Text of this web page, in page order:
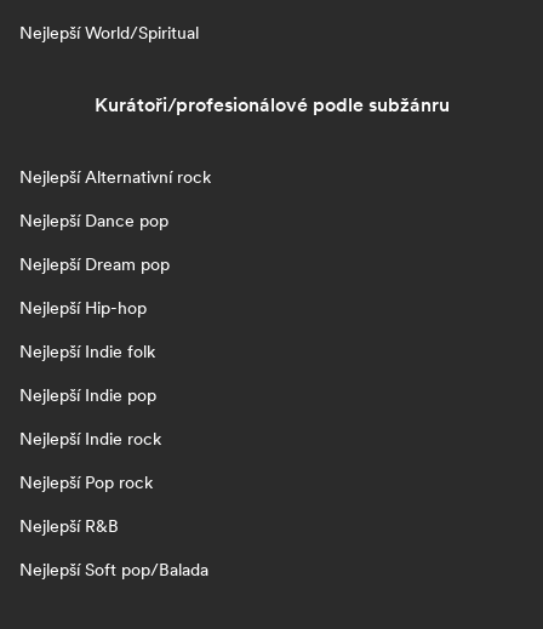
Nejlepší World/Spiritual
Kurátoři/profesionálové podle subžánru
Nejlepší Alternativní rock
Nejlepší Dance pop
Nejlepší Dream pop
Nejlepší Hip-hop
Nejlepší Indie folk
Nejlepší Indie pop
Nejlepší Indie rock
Nejlepší Pop rock
Nejlepší R&B
Nejlepší Soft pop/Balada